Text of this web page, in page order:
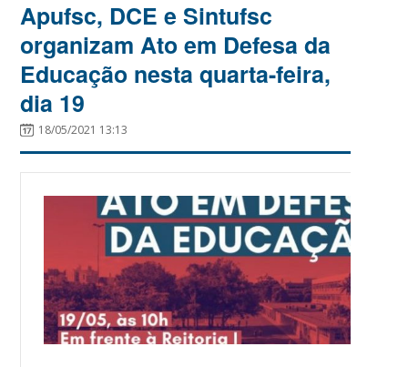
Apufsc, DCE e Sintufsc
organizam Ato em Defesa da
Educação nesta quarta-feira,
dia 19
18/05/2021 13:13